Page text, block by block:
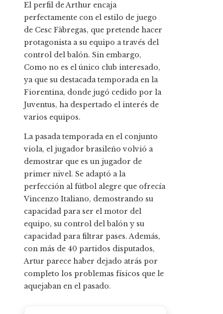
El perfil de Arthur encaja
perfectamente con el estilo de juego
de Cesc Fàbregas, que pretende hacer
protagonista a su equipo a través del
control del balón. Sin embargo,
Como no es el único club interesado,
ya que su destacada temporada en la
Fiorentina, donde jugó cedido por la
Juventus, ha despertado el interés de
varios equipos.
La pasada temporada en el conjunto
viola, el jugador brasileño volvió a
demostrar que es un jugador de
primer nivel. Se adaptó a la
perfección al fútbol alegre que ofrecía
Vincenzo Italiano, demostrando su
capacidad para ser el motor del
equipo, su control del balón y su
capacidad para filtrar pases. Además,
con más de 40 partidos disputados,
Artur parece haber dejado atrás por
completo los problemas físicos que le
aquejaban en el pasado.